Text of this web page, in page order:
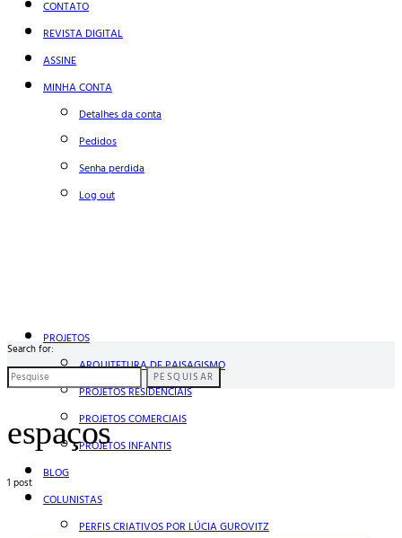
CONTATO
REVISTA DIGITAL
ASSINE
MINHA CONTA
Detalhes da conta
Pedidos
Senha perdida
Log out
PROJETOS
ARQUITETURA DE PAISAGISMO
PROJETOS RESIDENCIAIS
PROJETOS COMERCIAIS
PROJETOS INFANTIS
BLOG
COLUNISTAS
PERFIS CRIATIVOS POR LÚCIA GUROVITZ
Search for:
PESQUISAR
espaços
1 post